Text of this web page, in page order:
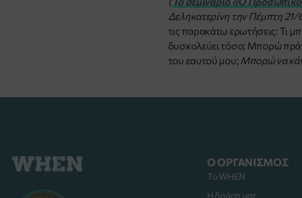
Δεληκατερίνη την Πέμπτη
τις παρακάτω ερωτήσεις:Τι
δυσκολεύει τόσο; Μπορώ
του εαυτού μου; Μπορώ να
Ο ΟΡΓΑΝΙΣΜΟΣ
Το WHEN
Η δράση μας